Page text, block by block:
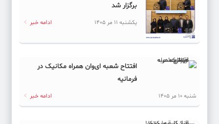
برگزار شد
یکشنبه 11 مر 1405 ادامه خبر
افتتاح شعبه ای‌وان همراه مکانیک در
فرمانیه
شنبه 10 مر 1405 ادامه خبر